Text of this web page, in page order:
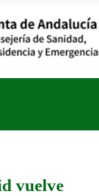
vuelve